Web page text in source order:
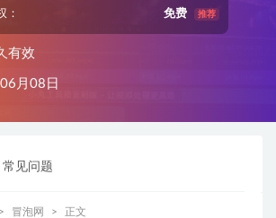
： 免费 推荐
有效
月08日
常见问题
冒泡网 正文